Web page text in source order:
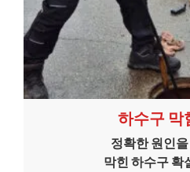
하수구 막
정확한 원인
막힌 하수구 확